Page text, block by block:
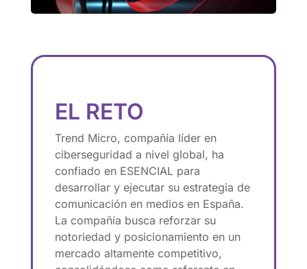
EL RETO
Trend Micro, compañía líder en
ciberseguridad a nivel global, ha
confiado en ESENCIAL para
desarrollar y ejecutar su estrategia de
comunicación en medios en España.
La compañía busca reforzar su
notoriedad y posicionamiento en un
mercado altamente competitivo,